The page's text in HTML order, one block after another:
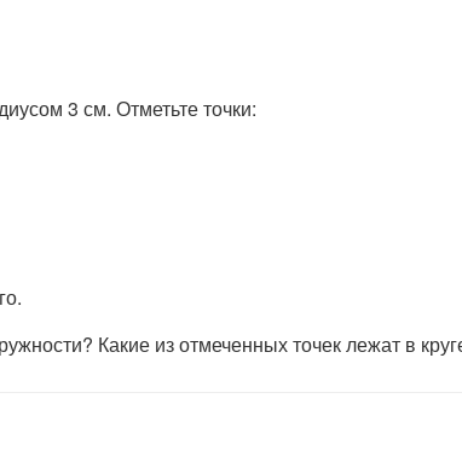
3 см. Отметьте точки:
Какие из отмеченных точек лежат в